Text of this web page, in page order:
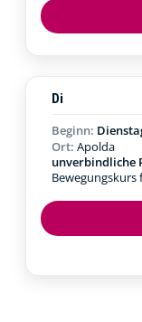
Di
Beginn:
Ort: Apolda
unverbindliche